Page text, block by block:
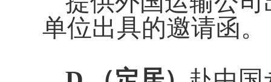
单位出具的邀请函。